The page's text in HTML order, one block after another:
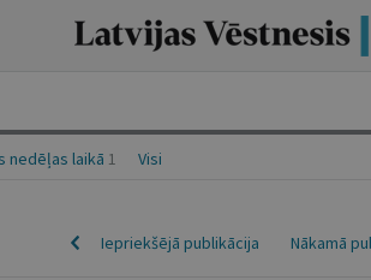
nedēļas laikā 1 Visi
Nākamā
Iepriekšējā publikācija